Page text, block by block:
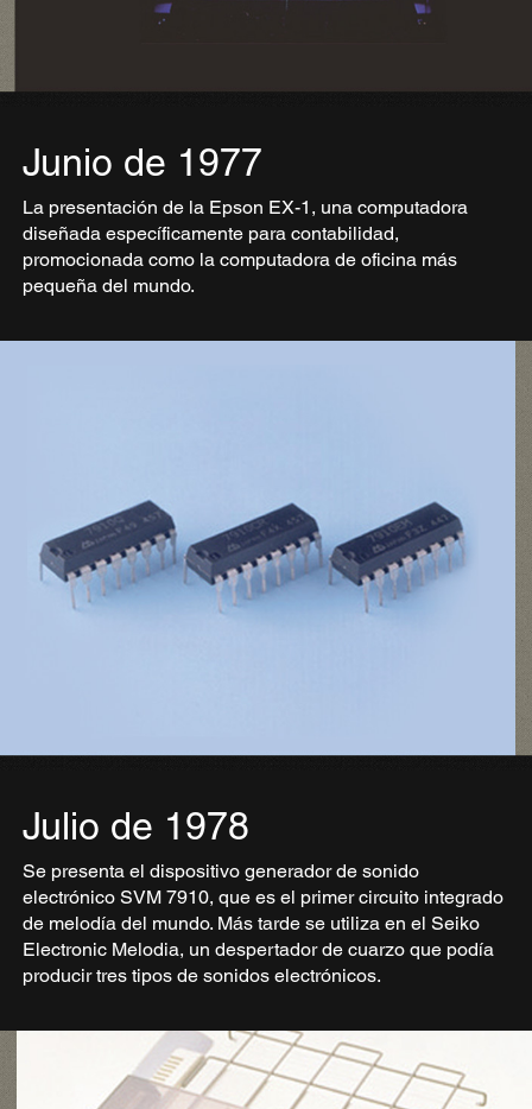
Junio de 1977
La presentación de la Epson EX-1, una computadora
diseñada específicamente para contabilidad,
promocionada como la computadora de oficina más
pequeña del mundo.
Julio de 1978
Se presenta el dispositivo generador de sonido
electrónico SVM 7910, que es el primer circuito integrado
de melodía del mundo. Más tarde se utiliza en el Seiko
Electronic Melodia, un despertador de cuarzo que podía
producir tres tipos de sonidos electrónicos.